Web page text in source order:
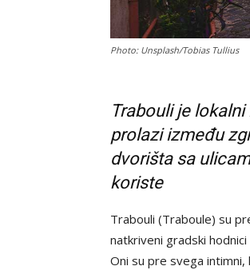
Photo: Unsplash/Tobias Tullius
Trabouli je
prolazi između
dvorišta sa
koriste
Trabouli (Traboule) su
natkriveni gradski
Oni su pre svega intimni,